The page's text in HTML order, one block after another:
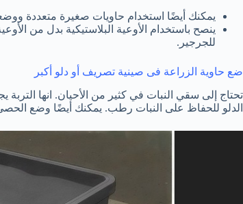
يمكنك أيضًا استخدام حاويات صغيرة متعددة
ينصح باستخدام الأوعية البلاستيكية بدل من
للجرجير.
ضع حاوية الزراعة فى صينية تصريف أو دلو أكبر
تحتاج إلى سقي النبات في كثير من الأحيان. انها
الدلو للحفاظ على النبات رطب. يمكنك أيضًا وضع